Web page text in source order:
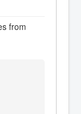
from